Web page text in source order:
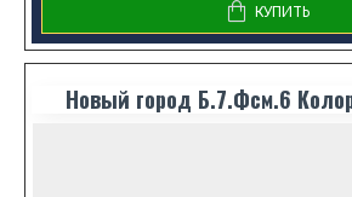
КУПИТЬ
Новый город Б.7.Фсм.6